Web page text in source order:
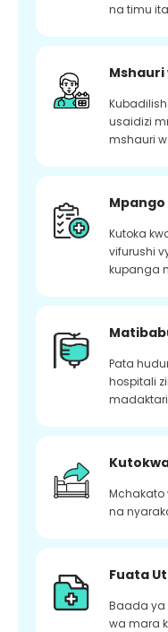
na timu
usaidizi
mshauri
Kutoka
vifurushi
kupanga
Pata
hospitali
madaktari
Mchakato
na
Fuata
Baada ya
wa mara